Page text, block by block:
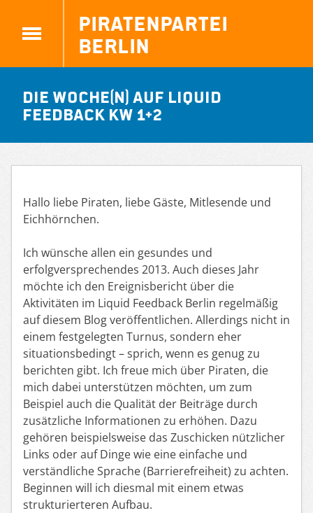
Piratenpartei
Berlin
Die Woche(n) auf Liquid
Feedback KW 1+2
Hallo liebe Piraten, liebe Gäste, Mitlesende und
Eichhörnchen.
Ich wünsche allen ein gesundes und
erfolgversprechendes 2013. Auch dieses Jahr
möchte ich den Ereignisbericht über die
Aktivitäten im Liquid Feedback Berlin regelmäßig
auf diesem Blog veröffentlichen. Allerdings nicht in
einem festgelegten Turnus, sondern eher
situationsbedingt – sprich, wenn es genug zu
berichten gibt. Ich freue mich über Piraten, die
mich dabei unterstützen möchten, um zum
Beispiel auch die Qualität der Beiträge durch
zusätzliche Informationen zu erhöhen. Dazu
gehören beispielsweise das Zuschicken nützlicher
Links oder auf Dinge wie eine einfache und
verständliche Sprache (Barrierefreiheit) zu achten.
Beginnen will ich diesmal mit einem etwas
strukturierteren Aufbau.